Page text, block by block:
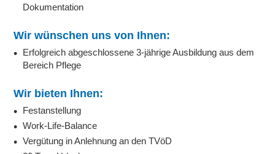
Dokumentation
Wir wünschen uns von Ihnen:
Erfolgreich abgeschlossene 3-jährige Ausbildung aus dem
Bereich Pflege
Wir bieten Ihnen:
Festanstellung
Work-Life-Balance
Vergütung in Anlehnung an den TVöD